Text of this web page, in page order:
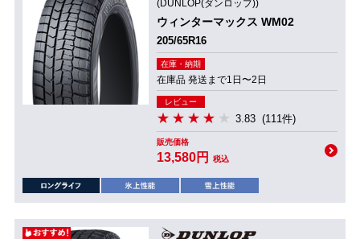
(DUNLOP(ダンロップ))
ウィンターマックス WM02
205/65R16
在庫・納期
在庫品 発送まで1日〜2日
レビュー
3.83 (111件)
販売価格
13,580円 税込